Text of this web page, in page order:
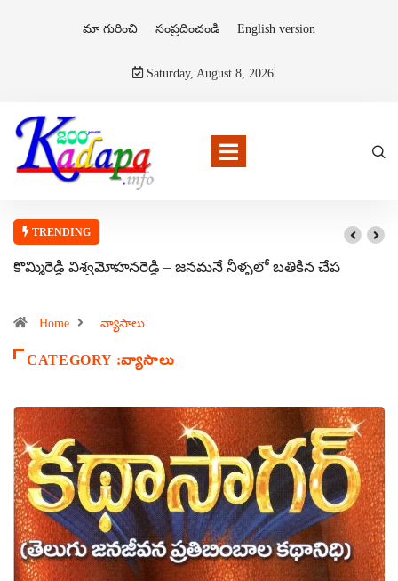
మా గురించి సంప్రదించండి English version
Saturday, August 8, 2026
TRENDING
కొమ్మిరెడ్డి విశ్వమోహనరెడ్డి – జనమనే నీళ్ళలో బతికిన చేప
Home వ్యాసాలు
CATEGORY :వ్యాసాలు